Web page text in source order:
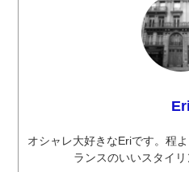
Eri
オシャレ大好きなEriです。程
ランスのいいスタイリ